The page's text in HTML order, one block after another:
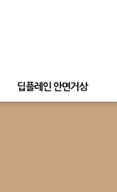
딥플레인 안면거상